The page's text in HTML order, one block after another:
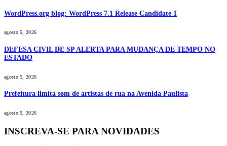
WordPress.org blog: WordPress 7.1 Release Candidate 1
agosto 5, 2026
DEFESA CIVIL DE SP ALERTA PARA MUDANÇA DE TEMPO NO
ESTADO
agosto 5, 2026
Prefeitura limita som de artistas de rua na Avenida Paulista
agosto 5, 2026
INSCREVA-SE PARA NOVIDADES